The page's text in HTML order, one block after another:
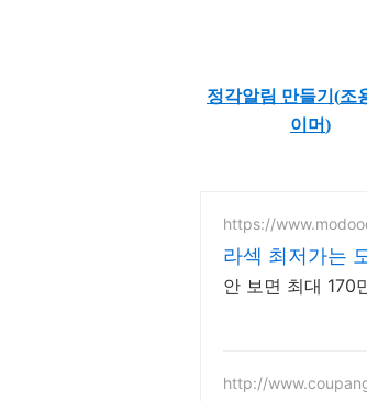
정각알림 만들기(조
이머)
https://
라섹 최저가는
안 보면 최대 170
http://